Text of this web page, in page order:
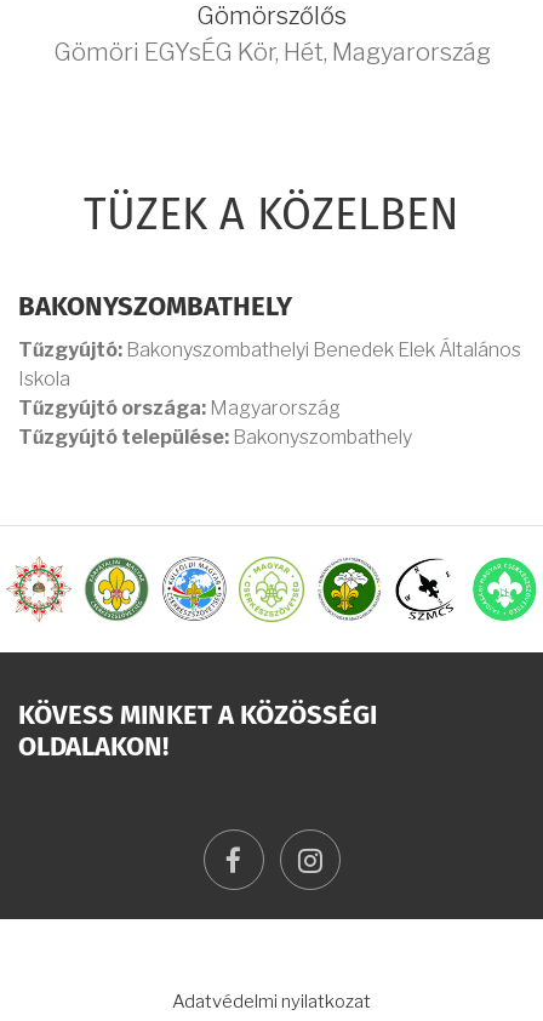
Gömörszőlős
Gömöri EGYsÉG Kör, Hét, Magyarország
TÜZEK A KÖZELBEN
BAKONYSZOMBATHELY
Tűzgyújtó: Bakonyszombathelyi Benedek Elek Általános
Iskola
Tűzgyújtó országa: Magyarország
Tűzgyújtó települése: Bakonyszombathely
KÖVESS MINKET A KÖZÖSSÉGI
OLDALAKON!
facebookinstagram
Adatvédelmi nyilatkozat